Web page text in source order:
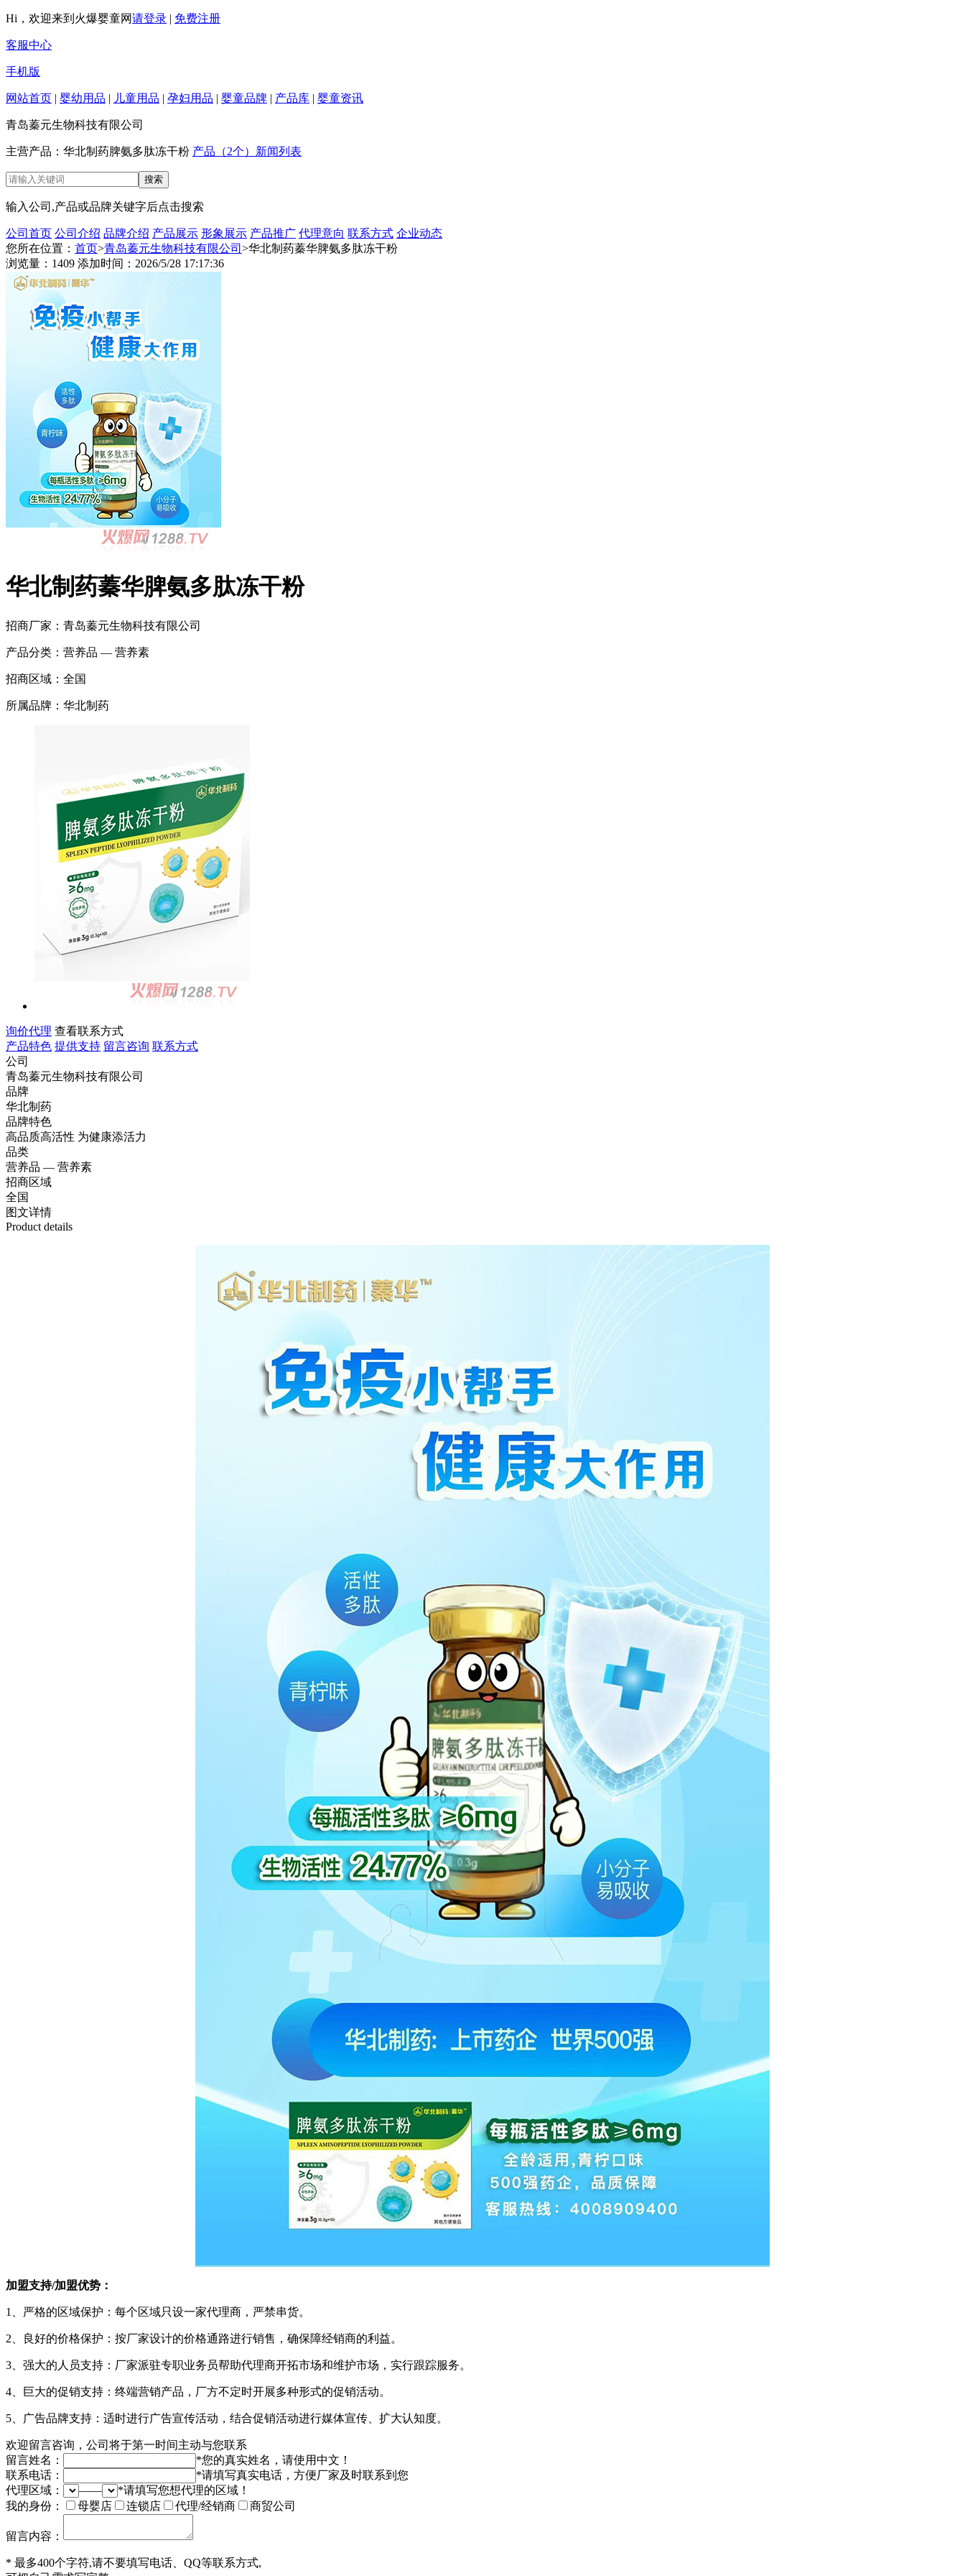
Hi，欢迎来到火爆婴童网请登录 | 免费注册
客服中心
手机版
网站首页 | 婴幼用品 | 儿童用品 | 孕妇用品 | 婴童品牌 | 产品库 | 婴童资讯
青岛蓁元生物科技有限公司
主营产品：华北制药脾氨多肽冻干粉 产品（2个） 新闻列表
输入公司,产品或品牌关键字后点击搜索
公司首页 公司介绍 品牌介绍 产品展示 形象展示 产品推广 代理意向 联系方式 企业动态
您所在位置： 首页>青岛蓁元生物科技有限公司 >华北制药蓁华脾氨多肽冻干粉
浏览量：1409 添加时间：2026/5/28 17:17:36
华北制药蓁华脾氨多肽冻干粉
招商厂家： 青岛蓁元生物科技有限公司
产品分类： 营养品 — 营养素
招商区域： 全国
所属品牌： 华北制药
询价代理 查看联系方式
产品特色 提供支持 留言咨询 联系方式
公司
青岛蓁元生物科技有限公司
品牌
华北制药
品牌特色
高品质高活性 为健康添活力
品类
营养品 — 营养素
招商区域
全国
图文详情
Product details
加盟支持/加盟优势：
1、严格的区域保护：每个区域只设一家代理商，严禁串货。
2、良好的价格保护：按厂家设计的价格通路进行销售，确保障经销商的利益。
3、强大的人员支持：厂家派驻专职业务员帮助代理商开拓市场和维护市场，实行跟踪服务。
4、巨大的促销支持：终端营销产品，厂方不定时开展多种形式的促销活动。
5、广告品牌支持：适时进行广告宣传活动，结合促销活动进行媒体宣传、扩大认知度。
欢迎留言咨询，公司将于第一时间主动与您联系
留言姓名：
*您的真实姓名，请使用中文！
联系电话：
*请填写真实电话，方便厂家及时联系到您
代理区域：
—— *请填写您想代理的区域！
我的身份：
母婴店 连锁店 代理/经销商 商贸公司
留言内容：
* 最多400个字符,请不要填写电话、QQ等联系方式,